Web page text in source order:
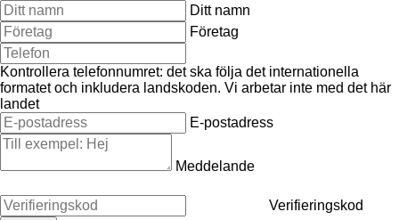
Ditt namn
Företag
Kontrollera telefonnumret: det ska följa det internationella
formatet och inkludera landskoden. Vi arbetar inte med det här
landet
E-postadress
Meddelande
Verifieringskod